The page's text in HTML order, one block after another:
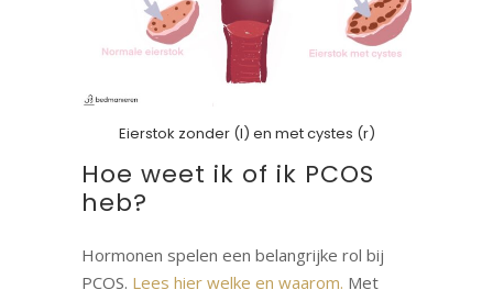
Eierstok zonder (l) en met cystes (r)
Hoe weet ik of ik PCOS
heb?
Hormonen spelen een belangrijke rol bij
PCOS. Lees hier welke en waarom. Met